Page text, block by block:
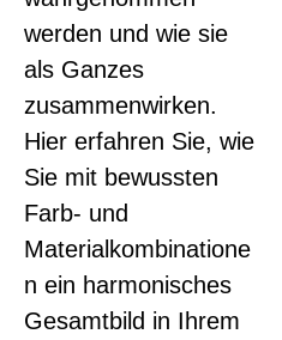
werden und wie sie
als Ganzes
zusammenwirken.
Hier erfahren Sie, wie
Sie mit bewussten
Farb- und
Materialkombinatione
n ein harmonisches
Gesamtbild in Ihrem